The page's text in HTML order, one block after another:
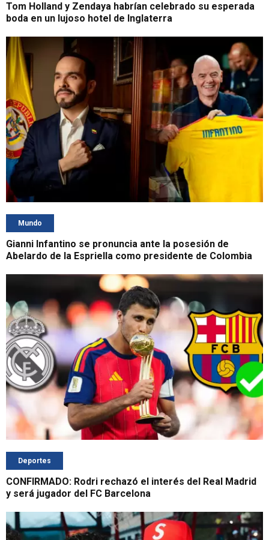
Tom Holland y Zendaya habrían celebrado su esperada
boda en un lujoso hotel de Inglaterra
Mundo
Gianni Infantino se pronuncia ante la posesión de
Abelardo de la Espriella como presidente de Colombia
Deportes
CONFIRMADO: Rodri rechazó el interés del Real Madrid
y será jugador del FC Barcelona